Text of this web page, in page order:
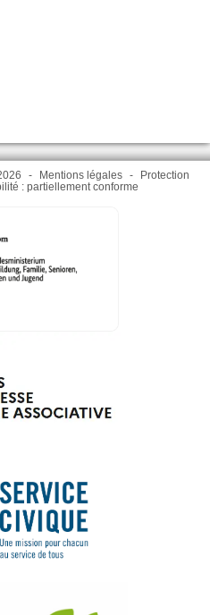
- Mentions légales -
Protection
: partiellement conforme